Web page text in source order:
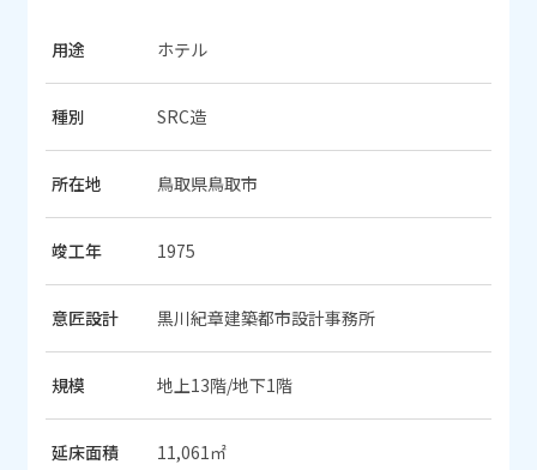
用途 ホテル
種別 SRC造
所在地 鳥取県鳥取市
竣工年 1975
意匠設計 黒川紀章建築都市設計事務所
規模 地上13階/地下1階
延床面積 11,061㎡